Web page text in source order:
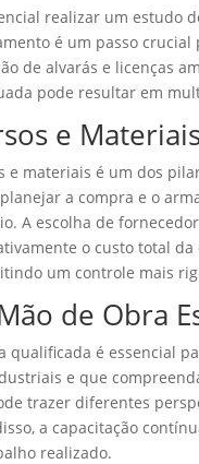
realizar um estudo
é um passo
de alvarás e licenças
pode resultar em
e
e materiais é um dos
a compra e o
A escolha de
o custo total
um controle mais
de Obra
qualificada é essencial
e que
trazer diferentes
a capacitação
realizado.